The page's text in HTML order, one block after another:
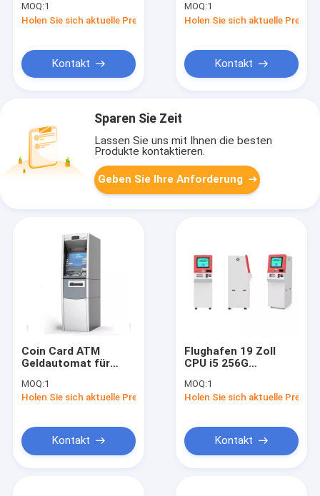
Sicherheit durch die
Wand CRM-Maschine
MOQ:1
Holen Sie sich aktuelle Preis
Kontakt
mit Spender
MOQ:1
Holen Sie sich aktuelle Preis
Kontakt
Sparen Sie Zeit
Lassen Sie uns mit Ihnen die besten
Produkte kontaktieren.
Geben Sie Ihre Anforderung
Coin Card ATM
Geldautomat für
MOQ:1
Holen Sie sich aktuelle Preis
Kontakt
Flughafen 19 Zoll
CPU i5 256G
Einzahlungsautomat
Geldautomat
MOQ:1
Holen Sie sich aktuelle Preis
Kontakt